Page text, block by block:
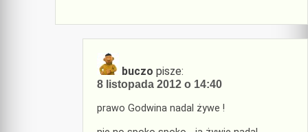
buczo pisze:
8 listopada 2012 o 14:40
prawo Godwina nadal żywe !